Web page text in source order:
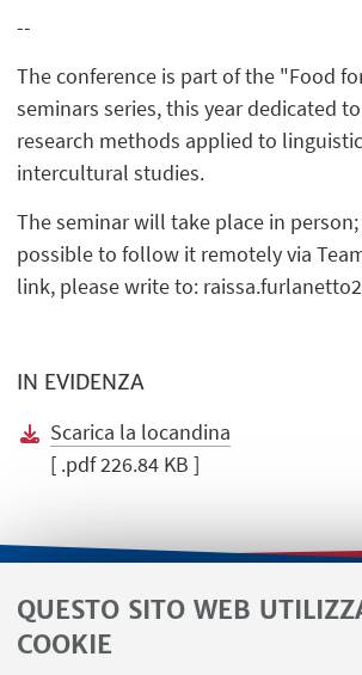
QUESTO SITO WEB
COOKIE
--
The conference is part of the "Food
seminars series, this year dedicated
research methods applied to
intercultural studies.
The seminar will take place in
possible to follow it remotely via
link, please write to:
IN EVIDENZA
Scarica la locandina
[ .pdf 226.84 KB ]
LINK UTILI